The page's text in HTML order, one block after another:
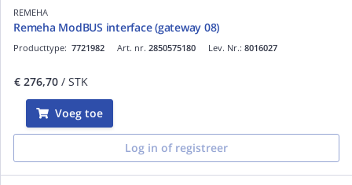
REMEHA
Remeha ModBUS interface (gateway 08)
Art. nr. 2850575180
Producttype: 7721982 Lev. Nr.: 8016027
€ 276,70 / STK
Voeg toe
Log in of registreer